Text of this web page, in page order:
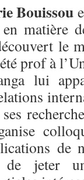
Bouissou
matière
le
prof à
lui
de
de jeter